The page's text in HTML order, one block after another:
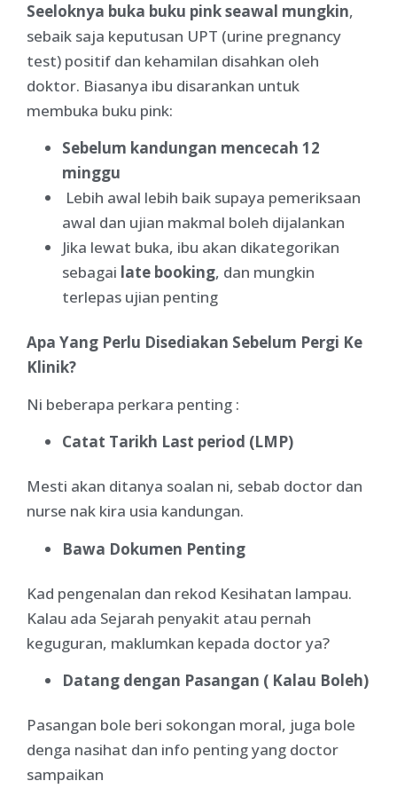
Seeloknya buka buku pink seawal mungkin,
sebaik saja keputusan UPT (urine pregnancy
test) positif dan kehamilan disahkan oleh
doktor. Biasanya ibu disarankan untuk
membuka buku pink:
Sebelum kandungan mencecah 12
minggu
Lebih awal lebih baik supaya pemeriksaan
awal dan ujian makmal boleh dijalankan
Jika lewat buka, ibu akan dikategorikan
sebagai late booking, dan mungkin
terlepas ujian penting
Apa Yang Perlu Disediakan Sebelum Pergi Ke
Klinik?
Ni beberapa perkara penting :
Catat Tarikh Last period (LMP)
Mesti akan ditanya soalan ni, sebab doctor dan
nurse nak kira usia kandungan.
Bawa Dokumen Penting
Kad pengenalan dan rekod Kesihatan lampau.
Kalau ada Sejarah penyakit atau pernah
keguguran, maklumkan kepada doctor ya?
Datang dengan Pasangan ( Kalau Boleh)
Pasangan bole beri sokongan moral, juga bole
denga nasihat dan info penting yang doctor
sampaikan